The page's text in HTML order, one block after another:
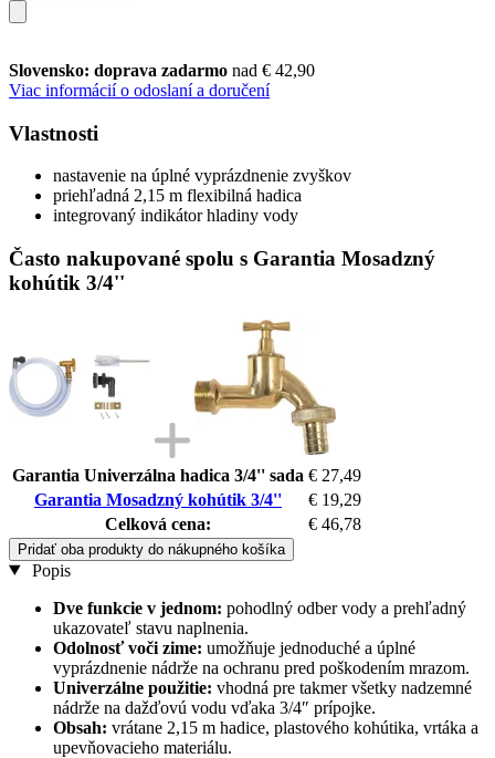
Slovensko: doprava zadarmo nad € 42,90
Viac informácií o odoslaní a doručení
Vlastnosti
nastavenie na úplné vyprázdnenie zvyškov
priehľadná 2,15 m flexibilná hadica
integrovaný indikátor hladiny vody
Často nakupované spolu s Garantia Mosadzný
kohútik 3/4''
Garantia Univerzálna hadica 3/4'' sada € 27,49
Garantia Mosadzný kohútik 3/4''
€ 19,29
Celková cena:
€ 46,78
Pridať oba produkty do nákupného košíka
Popis
Dve funkcie v jednom: pohodlný odber vody a prehľadný
ukazovateľ stavu naplnenia.
Odolnosť voči zime: umožňuje jednoduché a úplné
vyprázdnenie nádrže na ochranu pred poškodením mrazom.
Univerzálne použitie: vhodná pre takmer všetky nadzemné
nádrže na dažďovú vodu vďaka 3/4″ prípojke.
Obsah: vrátane 2,15 m hadice, plastového kohútika, vrtáka a
upevňovacieho materiálu.